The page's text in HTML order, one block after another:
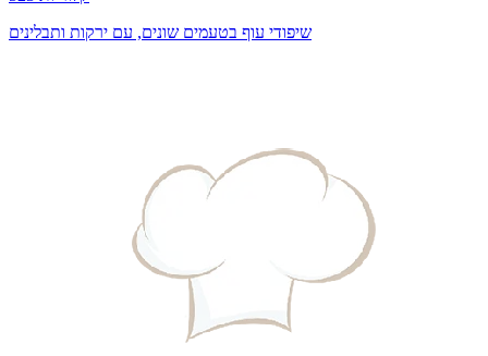
שיפודי עוף בטעמים שונים, עם ירקות ותבלינים